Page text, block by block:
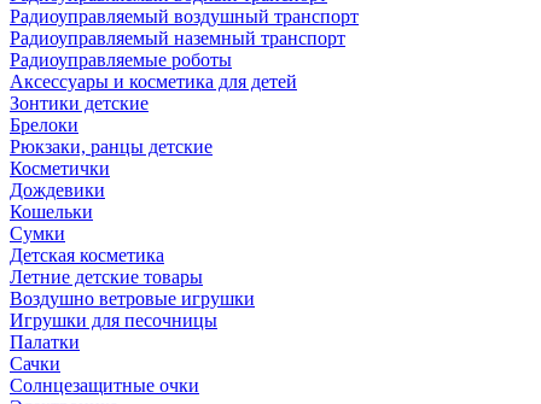
Радиоуправляемый воздушный транспорт
Радиоуправляемый наземный транспорт
Радиоуправляемые роботы
Аксессуары и косметика для детей
Зонтики детские
Брелоки
Рюкзаки, ранцы детские
Косметички
Дождевики
Кошельки
Сумки
Детская косметика
Летние детские товары
Воздушно ветровые игрушки
Игрушки для песочницы
Палатки
Сачки
Солнцезащитные очки